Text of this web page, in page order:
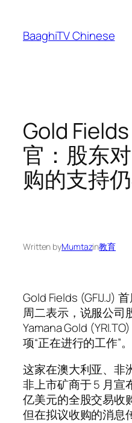
content
BaaghiTV Chinese
Gold
官：股东
购的支持
Written byMumtazin教育
Gold Fields (GFIJ.J)
周二表示，说服公司
Yamana Gold
项“正在进行的工作”。
这家在澳大利亚、非
非上市矿商于 5 月宣
亿美元的全股交易收
但在拟议收购的消息